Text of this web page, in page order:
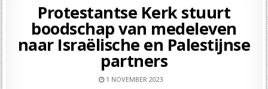
Verslag evangelisatieactie Wilhelmina ’26
UITGEDRAGEN – Protestantse Gemeente Maas-Heuvelland
Uitnodiging Herdenkingsdienst Slavernijverleden
Protestantse Kerk stuurt
boodschap van medeleven
naar Israëlische en Palestijnse
partners
1 NOVEMBER 2023